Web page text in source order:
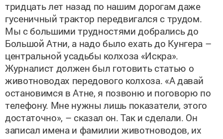
гусеничный трактор передвигался с трудом.
Мы с большими трудностями добрались до
Большой Атни, а надо было ехать до Кунгера –
центральной усадьбы колхоза «Искра».
Журналист должен был готовить статью о
животноводах передового колхоза. «А давай
остановимся в Атне, я позвоню и поговорю по
телефону. Мне нужны лишь показатели, этого
достаточно», – сказал он. Так и сделали. Он
записал имена и фамилии животноводов, их
показатели.